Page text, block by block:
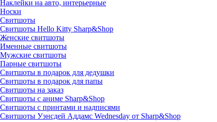
Наклейки на авто, интерьерные
Носки
Свитшоты
Cвитшоты Hello Kitty Sharp&Shop
Женские свитшоты
Именные свитшоты
Мужские свитшоты
Парные свитшоты
Свитшоты в подарок для дедушки
Свитшоты в подарок для папы
Свитшоты на заказ
Свитшоты с аниме Sharp&Shop
Свитшоты с принтами и надписями
Свитшоты Уэнсдей Аддамс Wednesday от Sharp&Shop